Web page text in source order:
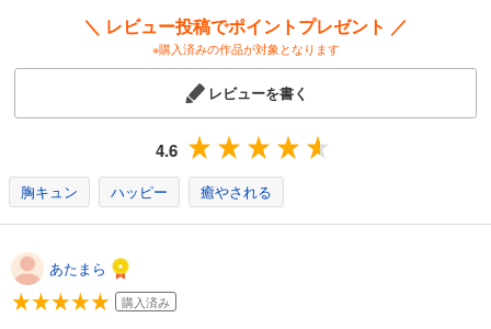
＼ レビュー投稿でポイントプレゼント ／
※購入済みの作品が対象となります
レビューを書く
4.6
胸キュン ハッピー 癒やされる
あたまら
購入済み